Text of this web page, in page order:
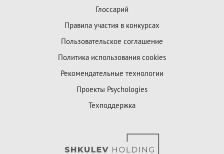
Глоссарий
Правила участия в конкурсах
Пользовательское соглашение
Политика использования cookies
Рекомендательные технологии
Проекты Psychologies
Техподдержка